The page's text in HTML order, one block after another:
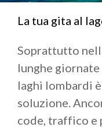
La tua gita al
Soprattutto
lunghe
laghi lombardi
soluzione.
code, traffico e